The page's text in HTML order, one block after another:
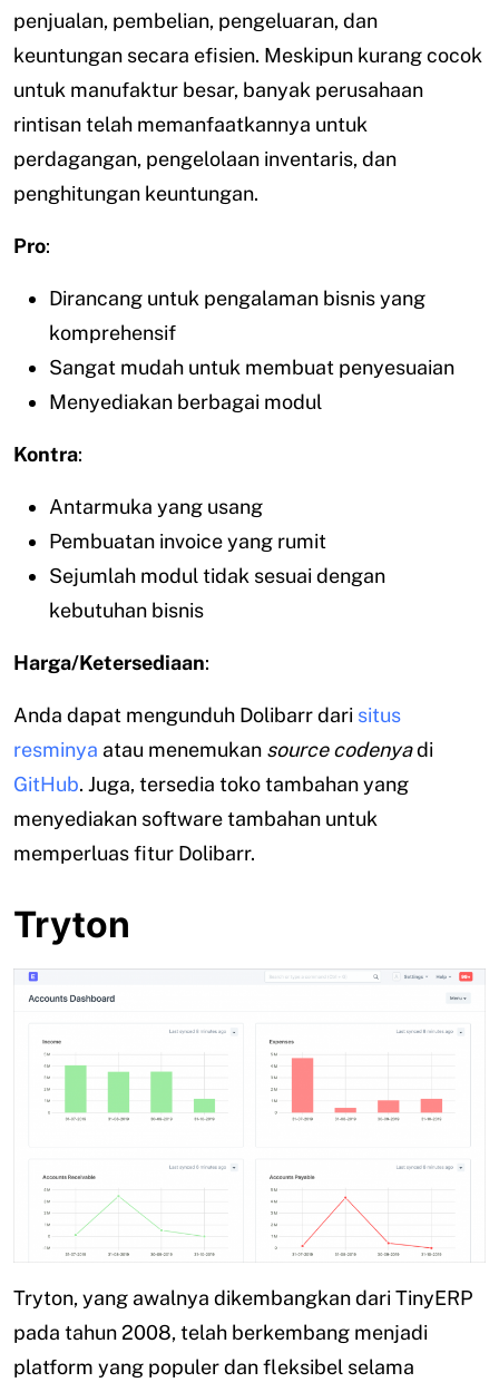
penjualan, pembelian, pengeluaran, dan
keuntungan secara efisien. Meskipun kurang cocok
untuk manufaktur besar, banyak perusahaan
rintisan telah memanfaatkannya untuk
perdagangan, pengelolaan inventaris, dan
penghitungan keuntungan.
Pro:
Dirancang untuk pengalaman bisnis yang
komprehensif
Sangat mudah untuk membuat penyesuaian
Menyediakan berbagai modul
Kontra:
Antarmuka yang usang
Pembuatan invoice yang rumit
Sejumlah modul tidak sesuai dengan
kebutuhan bisnis
Harga/Ketersediaan:
Anda dapat mengunduh Dolibarr dari situs
resminya atau menemukan source codenyadi
GitHub. Juga, tersedia toko tambahan yang
menyediakan software tambahan untuk
memperluas fitur Dolibarr.
Tryton
Tryton, yang awalnya dikembangkan dari TinyERP
pada tahun 2008, telah berkembang menjadi
platform yang populer dan fleksibel selama